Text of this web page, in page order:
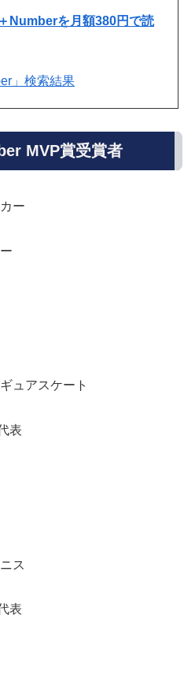
Numberを月額380円で読
」検索結果
MVP賞受賞者
ー
ュアスケート
表
ス
表